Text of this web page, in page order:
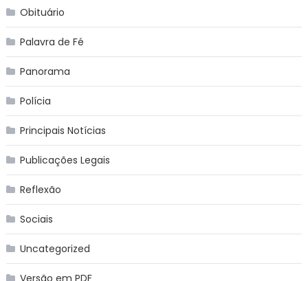
Obituário
Palavra de Fé
Panorama
Polícia
Principais Notícias
Publicações Legais
Reflexão
Sociais
Uncategorized
Versão em PDF